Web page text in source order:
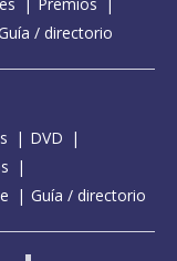
/ directorio
DVD
Guía / directorio